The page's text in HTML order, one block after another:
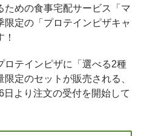
ための食事宅配サービス「マ
限定の「プロテインピザキャ
ロテインピザに「選べる2種
定のセットが販売される、
より注文の受付を開始して